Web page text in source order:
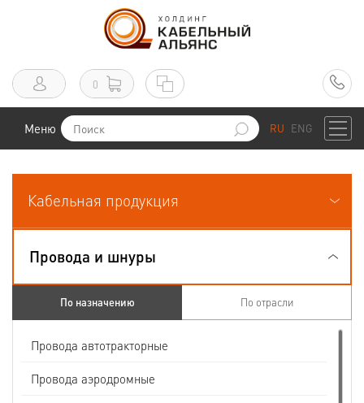
0
Меню RU ENG
Кабельная продукция
Провода и шнуры
По назначению По отрасли
Провода автотракторные
Провода аэродромные